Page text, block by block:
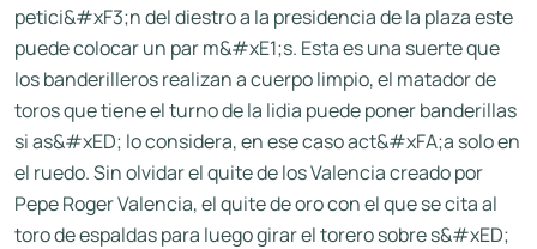
petici&#xF3;n del diestro a la presidencia de la plaza este
puede colocar un par m&#xE1;s. Esta es una suerte que
los banderilleros realizan a cuerpo limpio, el matador de
toros que tiene el turno de la lidia puede poner banderillas
si as&#xED; lo considera, en ese caso act&#xFA;a solo en
el ruedo. Sin olvidar el quite de los Valencia creado por
Pepe Roger Valencia, el quite de oro con el que se cita al
toro de espaldas para luego girar el torero sobre s&#xED;